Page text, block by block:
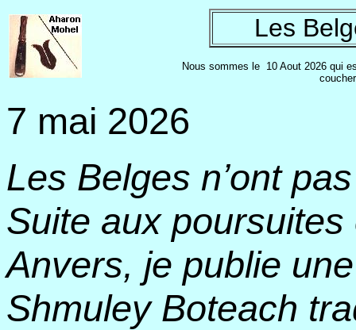
Les
Nous sommes le 10 Aout 2026 qui
7 mai 2026
Les Belges n’ont
Suite aux
Anvers, je publie
Shmuley Boteach